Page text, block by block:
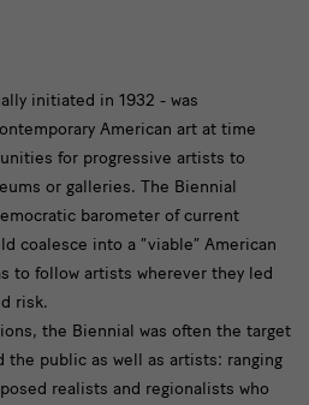
initiated in 1932 - was
American art at time
for progressive artists to
or galleries. The Biennial
barometer of current
coalesce into a “viable” American
to follow artists wherever they led
risk.
the Biennial was often the target
the public as well as artists: ranging
realists and regionalists who